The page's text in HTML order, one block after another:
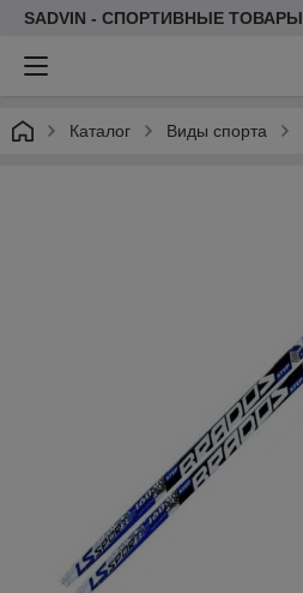
SADVIN - СПОРТИВНЫЕ ТОВАРЫ
Каталог Виды спорта